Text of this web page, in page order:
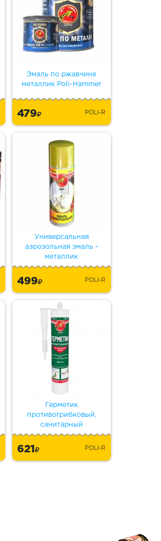
Эмаль по ржавчине
металлик Poli-Hammer
479 POLI-R
Универсальная
аэрозольная эмаль -
металлик
499 POLI-R
Герметик
противогрибковый,
санитарный
621 POLI-R